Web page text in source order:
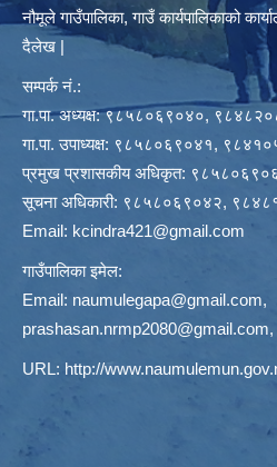
नौमूले गाउँपालिका, गाउँ कार्यपालिकाको
दैलेख |
सम्पर्क नं.:
गा.पा. अध्यक्ष: ९८५८०६९०४०,
गा.पा. उपाध्यक्ष: ९८५८०६९०४१,
प्रमुख प्रशासकीय अधिकृत:
सूचना अधिकारी: ९८५८०६९०४२,
Email: kcindra421@gmail.com
गाउँपालिका इमेल:
Email: naumulegapa@gmail.com,
prashasan.nrmp2080@gmail.com,
URL: http://